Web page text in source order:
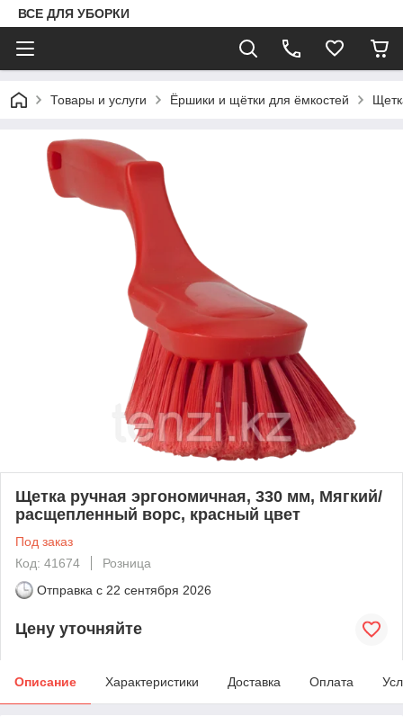
ВСЕ ДЛЯ УБОРКИ
Товары и услуги Ёршики и щётки для ёмкостей
Щетка ручная эргономичная, 330 мм, Мягкий/
расщепленный ворс, красный цвет
Под заказ
Код: 41674
Розница
Отправка с 22 сентября 2026
Цену уточняйте
Описание Характеристики Доставка Оплата